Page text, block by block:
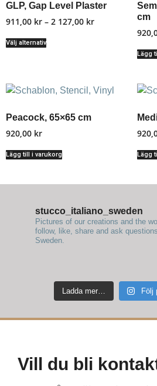
GLP, Gap Level Plaster
911,00 kr – 2 127,00 kr
Välj alternativ
cm
Lägg
Peacock, 65×65 cm
920,00 kr
Lägg till i varukorg Lägg
stucco_italiano_sweden
Pictures of our creations and the
follow, like, share and ask
Sweden.
Ladda mer… Följ
Vill du bli